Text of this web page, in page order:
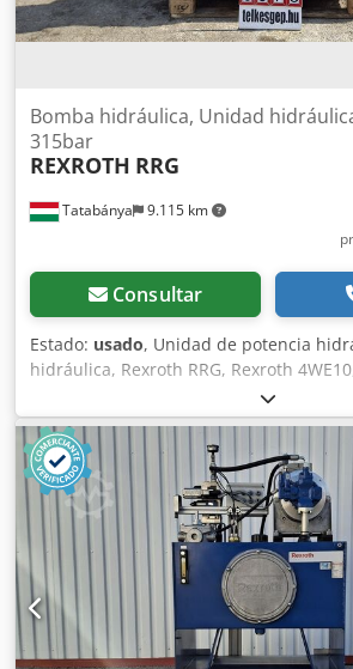
Tatabánya 9.115 km
Bomba hidráulica, Unidad
315bar
REXROTH RRG
Consultar
Estado: usado, Unidad de potencia
hidráulica, Rexroth RRG, Rexroth
Fabricante: Rexroth Modelo: RRG
× 1400 mm Capacidad del depósito: 160
Año de fabricación: 2011 Datos
Dksdeyuzihopfx Amgor Válvula: Bosch
Capaz de conmutación direccional y
rango deseado Caudal: 100–120 L/min
24 V Presión máxima: 315 bar